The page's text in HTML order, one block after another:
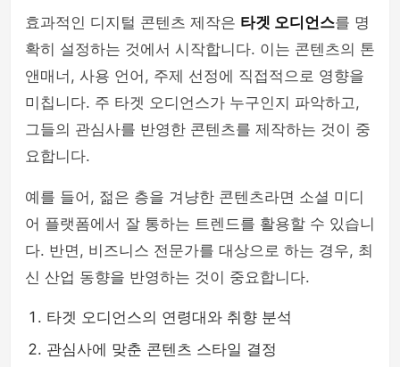
효과적인 디지털 콘텐츠 제작은 타겟 오디언스를 명
확히 설정하는 것에서 시작합니다. 이는 콘텐츠의 톤
앤매너, 사용 언어, 주제 선정에 직접적으로 영향을
미칩니다. 주 타겟 오디언스가 누구인지 파악하고,
그들의 관심사를 반영한 콘텐츠를 제작하는 것이 중
요합니다.
예를 들어, 젊은 층을 겨냥한 콘텐츠라면 소셜 미디
어 플랫폼에서 잘 통하는 트렌드를 활용할 수 있습니
다. 반면, 비즈니스 전문가를 대상으로 하는 경우, 최
신 산업 동향을 반영하는 것이 중요합니다.
타겟 오디언스의 연령대와 취향 분석
관심사에 맞춘 콘텐츠 스타일 결정